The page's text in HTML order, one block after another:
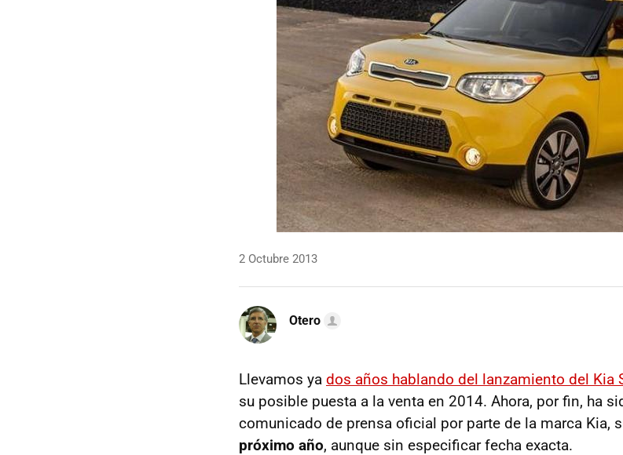
2 Octubre 2013
Otero
Llevamos ya dos años hablando del lanzamiento del Kia
su posible puesta a la venta en 2014. Ahora, por fin, ha
comunicado de prensa oficial por parte de la marca Kia,
próximo año, aunque sin especificar fecha exacta.